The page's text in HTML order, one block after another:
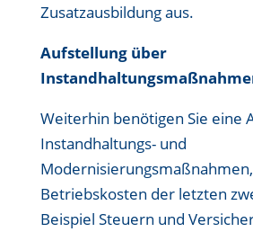
Zusatzausbildung aus.
Aufstellung über
Weiterhin benötigen Sie eine
Instandhaltungs- und
Betriebskosten der letzten
Beispiel Steuern und